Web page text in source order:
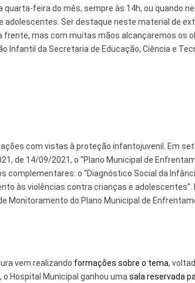
feira do mês, sempre às 14h, ou quando
Ser destaque neste material de
mas com muitas mãos alcançaremos os
Infantil da Secretaria de Educação, Ciência e
com vistas à proteção infantojuvenil. Em
de 14/09/2021, o “Plano Municipal de
o “Diagnóstico Social da
às violências contra crianças e
Monitoramento do Plano Municipal de
vem realizando formações sobre o tema,
Hospital Municipal ganhou uma sala reservada